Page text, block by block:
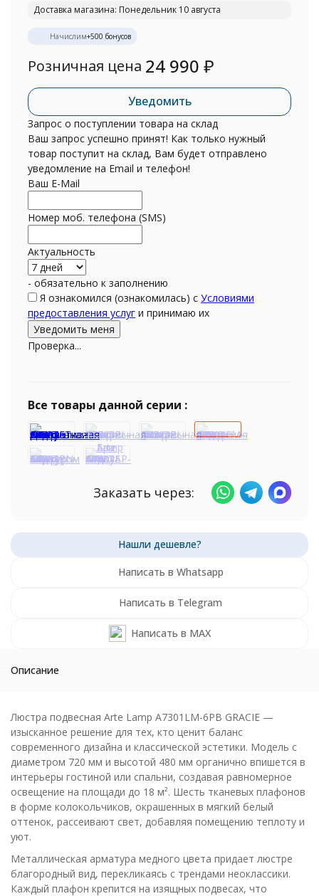
Доставка магазина: Понедельник 10 августа
Начислим+500 бонусов
Розничная цена 24 990 ₽
Уведомить
Запрос о поступлении товара на склад
Ваш запрос успешно принят! Как только нужный
товар поступит на склад, Вам будет отправлено
уведомление на Email и телефон!
Ваш E-Mail
Номер моб. телефона (SMS)
Актуальность
- обязательно к заполнению
Я ознакомился (ознакомилась) с Условиями
предоставления услуг и принимаю их
Проверка...
Все товары данной серии :
Заказать через:
Написать в Whatsapp
Написать в Telegram
Написать в MAX
Описание
Люстра подвесная Arte Lamp A7301LM-6PB GRACIE —
изысканное решение для тех, кто ценит баланс
современного дизайна и классической эстетики. Модель с
диаметром 720 мм и высотой 480 мм органично впишется в
интерьеры гостиной или спальни, создавая равномерное
освещение на площади до 18 м². Шесть тканевых плафонов
в форме колокольчиков, окрашенных в мягкий белый
оттенок, рассеивают свет, добавляя помещению теплоту и
уют.
Металлическая арматура медного цвета придает люстре
благородный вид, перекликаясь с трендами неоклассики.
Каждый плафон крепится на изящных подвесах, что